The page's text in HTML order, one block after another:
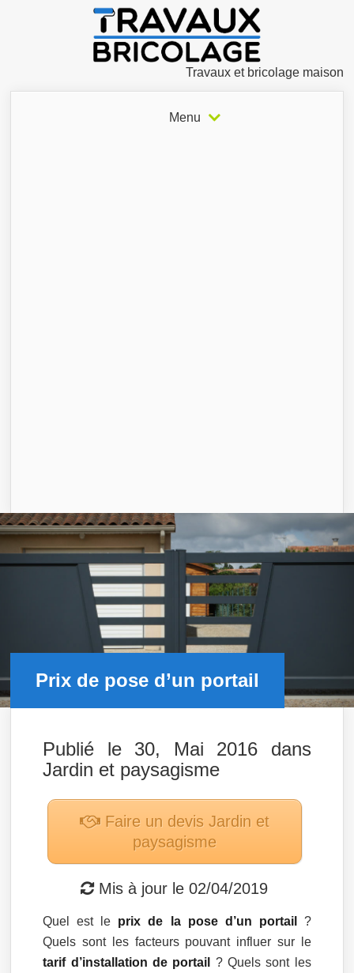
Travaux et bricolage maison
Menu
Prix de pose d’un portail
Publié le 30, Mai 2016 dans
Jardin et paysagisme
Faire un devis Jardin et
paysagisme
Mis à jour le02/04/2019
Quel est le prix de la pose d’un portail
?
Quels sont les facteurs pouvant influer sur le
tarif d’installation de portail
? Quels sont les